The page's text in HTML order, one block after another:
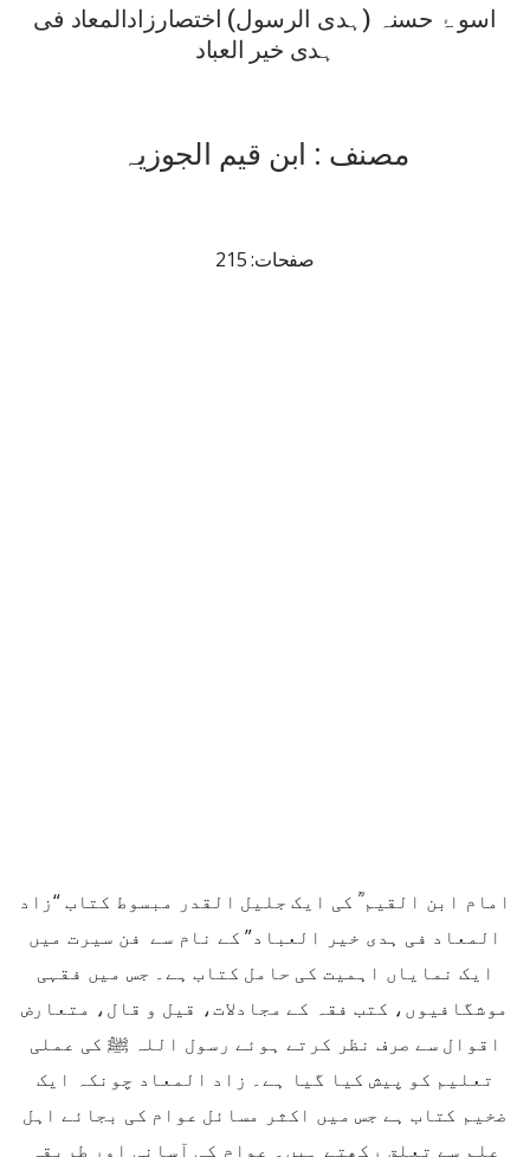
اسو ۂ حسنہ (ہدی الرسول) اختصارزادالمعاد فی
ہدی خیر العباد
مصنف : ابن قیم الجوزیہ
صفحات: 215
امام ابن القیم ؒ کی ایک جلیل القدر مبسوط کتاب “زاد
المعاد فی ہدی خیر العباد” کے نام سے فن سیرت میں
ایک نمایاں اہمیت کی حامل کتاب ہے۔ جس میں فقہی
موشگافیوں، کتب فقہ کے مجادلات، قیل و قال، متعارض
اقوال سے صرف نظر کرتے ہوئے رسول اللہ ﷺ کی عملی
تعلیم کو پیش کیا گیا ہے۔ زاد المعاد چونکہ ایک
ضخیم کتاب ہے جس میں اکثر مسائل عوام کی بجائے اہل
علم سے تعلق رکھتے ہیں۔ عوام کی آسانی اور طریقہ